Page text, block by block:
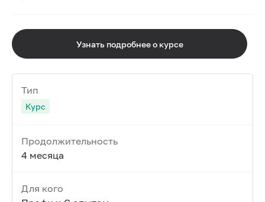
Узнать подробнее о курсе
Тип
Курс
Продолжительность
4 месяца
Для кого